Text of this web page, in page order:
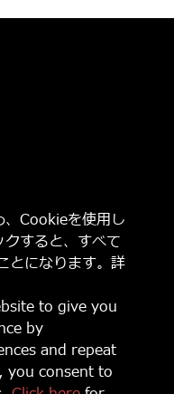
、Cookieを使用し
すると、すべて
とになります。詳
to give you
by
and repeat
you consent to
情報をゲットし
Reserved
trademarks or
Inc.